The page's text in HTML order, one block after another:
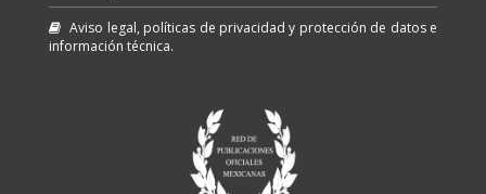
Aviso legal, políticas de privacidad y protección de datos e
información técnica.